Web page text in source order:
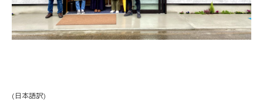
(日本語訳)